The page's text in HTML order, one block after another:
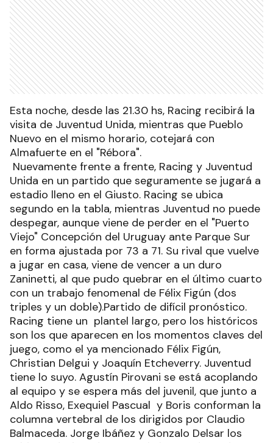
Esta noche, desde las 21.30 hs, Racing recibirá la
visita de Juventud Unida, mientras que Pueblo
Nuevo en el mismo horario, cotejará con
Almafuerte en el "Rébora".
Nuevamente frente a frente, Racing y Juventud
Unida en un partido que seguramente se jugará a
estadio lleno en el Giusto. Racing se ubica
segundo en la tabla, mientras Juventud no puede
despegar, aunque viene de perder en el "Puerto
Viejo" Concepción del Uruguay ante Parque Sur
en forma ajustada por 73 a 71. Su rival que vuelve
a jugar en casa, viene de vencer a un duro
Zaninetti, al que pudo quebrar en el último cuarto
con un trabajo fenomenal de Félix Figún (dos
triples y un doble).Partido de difícil pronóstico.
Racing tiene un plantel largo, pero los históricos
son los que aparecen en los momentos claves del
juego, como el ya mencionado Félix Figún,
Christian Delgui y Joaquín Etcheverry. Juventud
tiene lo suyo. Agustín Pirovani se está acoplando
al equipo y se espera más del juvenil, que junto a
Aldo Risso, Exequiel Pascual y Boris conforman la
columna vertebral de los dirigidos por Claudio
Balmaceda. Jorge Ibáñez y Gonzalo Delsar los